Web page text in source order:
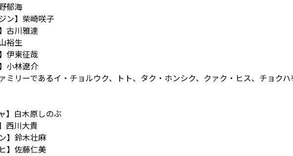
郁海
ン】柴崎咲子
古川雅達
裕生
伊東征哉
小林遼介
リーであるイ・チョルウク、トト、タク・ホンシク、クァク・ヒス、チョク
】白木原しのぶ
西川大貴
】鈴木壮麻
】佐藤仁美